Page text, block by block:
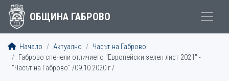
ОБЩИНА ГАБРОВО
Начало Актуално
Часът на Габрово
Габрово спечели отличието "Европейски зелен лист 2021" -
"Часът на Габрово" /09.10.2020 г./